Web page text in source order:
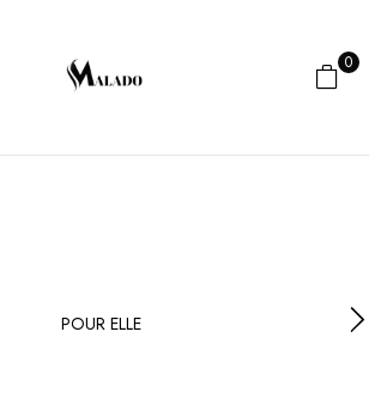
0
POUR ELLE